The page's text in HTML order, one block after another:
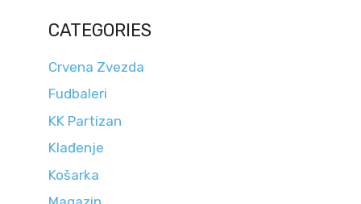
CATEGORIES
Crvena Zvezda
Fudbaleri
KK Partizan
Klađenje
Košarka